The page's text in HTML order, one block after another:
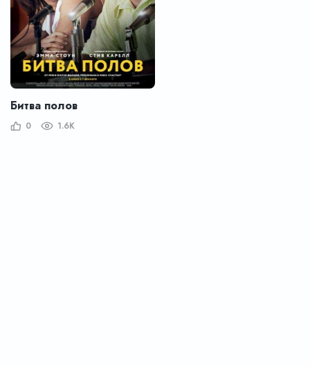
Битва полов
0 1.6K